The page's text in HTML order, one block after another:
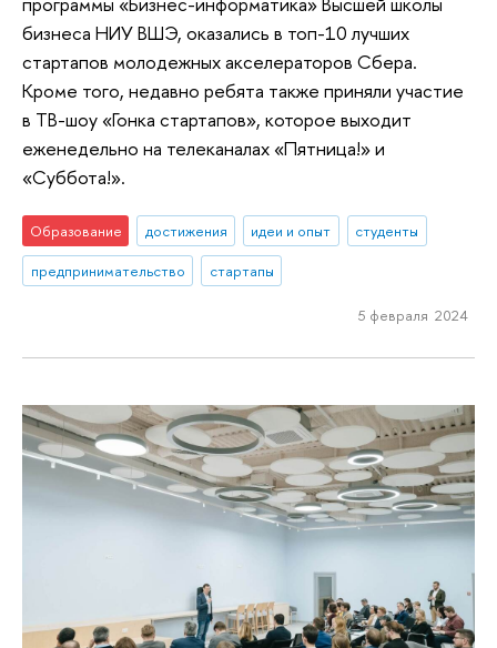
бизнеса НИУ ВШЭ, оказались в топ-10 лучших
стартапов молодежных акселераторов Сбера.
Кроме того, недавно ребята также приняли участие
в ТВ-шоу «Гонка стартапов», которое выходит
еженедельно на телеканалах «Пятница!» и
«Суббота!».
Образование достижения идеи и опыт
студенты
предпринимательство
стартапы
5 февраля 2024